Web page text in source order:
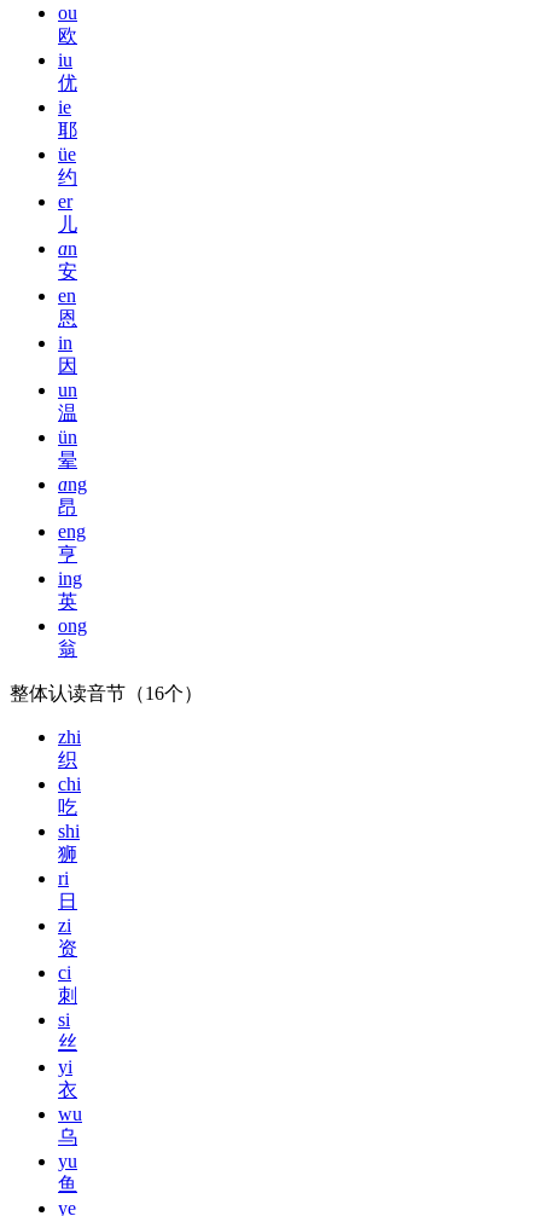
ou
欧
iu
优
ie
耶
üe
约
er
儿
ɑn
安
en
恩
in
因
un
温
ün
晕
ɑng
昂
eng
亨
ing
英
ong
翁
整体认读音节（16个）
zhi
织
chi
吃
shi
狮
ri
日
zi
资
ci
刺
si
丝
yi
衣
wu
乌
yu
鱼
ye